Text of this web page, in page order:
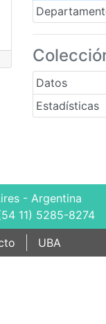
Datos
Estadísticas
- Argentina
11) 5285-8274
UBA